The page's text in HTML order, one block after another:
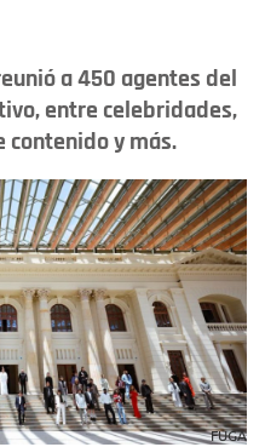
a 450 agentes del
entre celebridades,
contenido y más.
FUGA